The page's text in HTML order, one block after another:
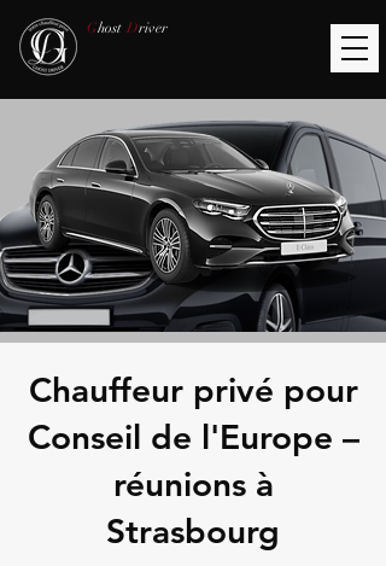
Ghost Driver
Chauffeur privé pour
Conseil de l'Europe –
réunions à
Strasbourg